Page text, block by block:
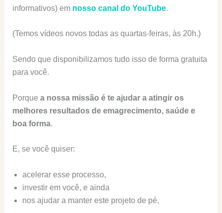
informativos) em nosso canal do YouTube.
(Temos vídeos novos todas as quartas-feiras, às 20h.)
Sendo que disponibilizamos tudo isso de forma gratuita
para você.
Porque a nossa missão é te ajudar a atingir os
melhores resultados de emagrecimento, saúde e
boa forma.
E, se você quiser:
acelerar esse processo,
investir em você, e ainda
nos ajudar a manter este projeto de pé,